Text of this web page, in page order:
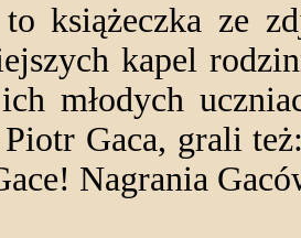
książeczka ze
kapel
młodych
Gaca, grali
Nagrania